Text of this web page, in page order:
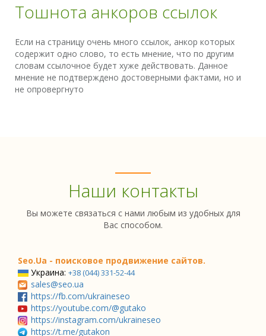
Тошнота анкоров ссылок
Если на страницу очень много ссылок, анкор которых
содержит одно слово, то есть мнение, что по другим
словам ссылочное будет хуже действовать. Данное
мнение не подтверждено достоверными фактами, но и
не опровергнуто
Наши контакты
Вы можете связаться с нами любым из удобных для
Вас способом.
Seo.Ua - поисковое продвижение сайтов.
Украина: +38 (044) 331-52-44
sales@seo.ua
https://fb.com/ukraineseo
https://youtube.com/@gutako
https://instagram.com/ukraineseo
https://t.me/gutakon